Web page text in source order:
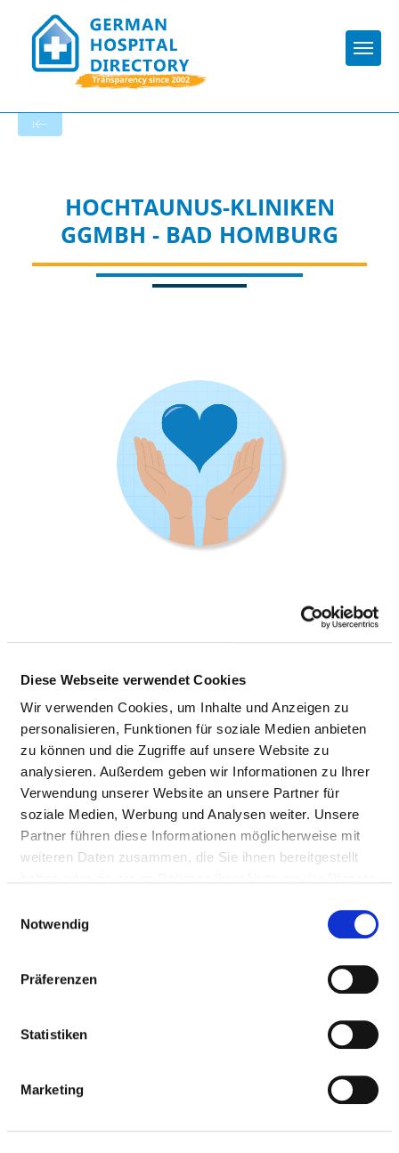
Diese Webseite verwendet Cookies
Wir verwenden Cookies, um Inhalte und Anzeigen zu
personalisieren, Funktionen für soziale Medien anbieten
zu können und die Zugriffe auf unsere Website zu
analysieren. Außerdem geben wir Informationen zu Ihrer
Verwendung unserer Website an unsere Partner für
soziale Medien, Werbung und Analysen weiter. Unsere
Partner führen diese Informationen möglicherweise mit
weiteren Daten zusammen, die Sie ihnen bereitgestellt
Notwendig
Präferenzen
Statistiken
Marketing
HOCHTAUNUS-KLINIKEN
GGMBH - BAD HOMBURG
Zeppelinstraße 20
61352 Bad Homburg
Phone:
06172-14-3836
Fax: 06172-14-103836
Mail:
ed.nekinilk-sunuathcoh@rehcsif-kereo.leugrib
Approach
Information and services of the department